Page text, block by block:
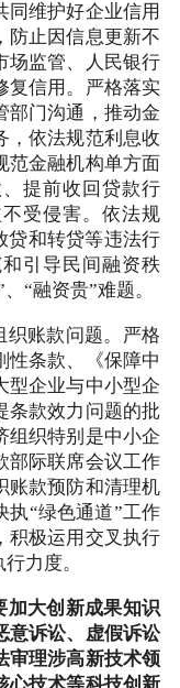
同维护好企业信用
防止因信息更新不
场监管、人民银行
复信用。严格落实
部门沟通，推动金
，依法规范利息收
范金融机构单方面
提前收回贷款行
受侵害。依法规
贷和转贷等违法行
引导民间融资秩
“融资贵”难题。
账款问题。严格
性条款、《保障中
型企业与中小型企
条款效力问题的批
组织特别是中小企
部际联席会议工作
账款预防和清理机
执“绿色通道”工作
积极运用交叉执行
力度。
大创新成果知识
意诉讼、虚假诉讼
审理涉高新技术领